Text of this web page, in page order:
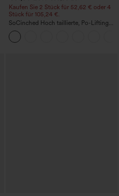
Kaufen Sie 2 Stück für 52,62 € oder 4
Stück für 105,24 €.
SoCinched Hoch taillierte, Po-Lifting
7/8-Trainingsleggings mit
Bauchkontrolle und Seitentaschen